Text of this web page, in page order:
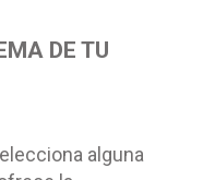
DE TU
alguna